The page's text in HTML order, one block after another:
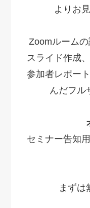
よりお
Zoomルームの
スライド作成
参加者レポー
んだフル
セミナー告知
まずは